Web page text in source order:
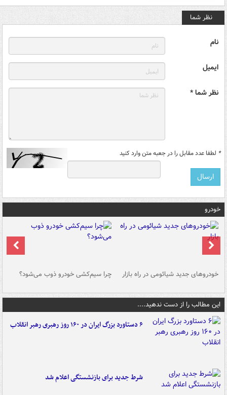
نظر شما
نام
ایمیل
نظر شما *
* لطفا عدد مقابل را در جعبه متن وارد کنید
خودرو
خودروهای جدید شیائومی در راه بازار چرا سیم‌کشی خودرو ذوب می‌شود؟
این مطالب را از دست ندهید....
۶ دستاورد بزرگ ایران در ۱۶۰ روز رهبری رهبر انقلاب
شرط جدید برای بازنشستگی اعلام شد